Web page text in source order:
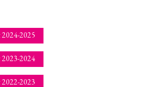
2025
2024
2023